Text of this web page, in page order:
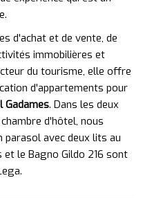
d'achat et de vente, de
immobilières et
du tourisme, elle offre
d'appartements pour
Gadames. Dans les deux
d'hôtel, nous
parasol avec deux lits au
et le Bagno Gildo 216 sont